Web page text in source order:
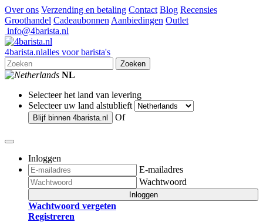
Over ons Verzending en betaling Contact Blog Recensies
Groothandel Cadeaubonnen Aanbiedingen Outlet
info@4barista.nl
4barista.nlalles voor barista's
Zoeken
NL
Selecteer het land van levering
Selecteer uw land alstublieft
Blijf binnen 4barista.nl Of
Inloggen
E-mailadres
Wachtwoord
Inloggen
Wachtwoord vergeten
Registreren